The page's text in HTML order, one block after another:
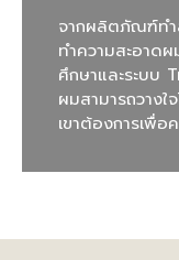
จากผลิตภัณฑ์ท
ทำความสะอาด
ศึกษาและระบบ
ผมสามารถวาง
เขาต้องการเพื่อ